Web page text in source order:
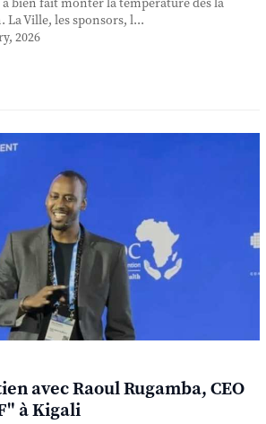
a bien fait monter la température dès la
La Ville, les sponsors, l...
2026
avec Raoul Rugamba, CEO
à Kigali